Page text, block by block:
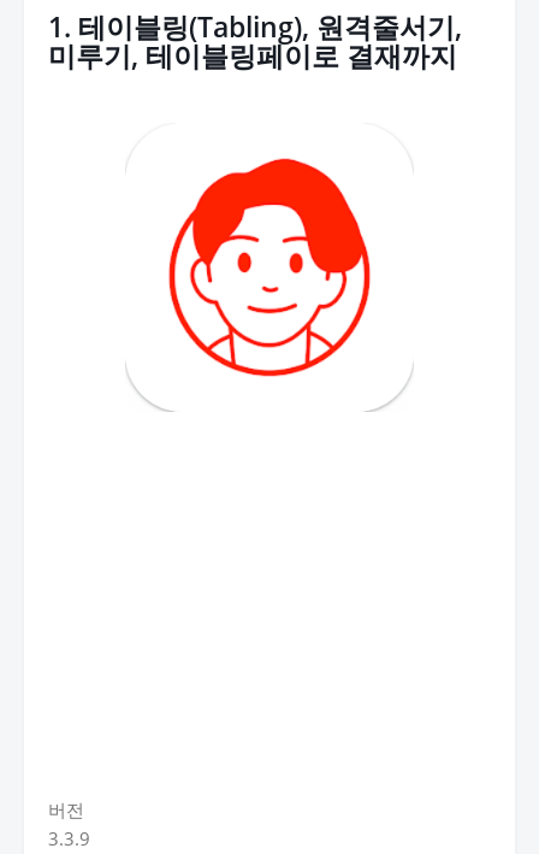
1. 테이블링(Tabling), 원격줄서기,
미루기, 테이블링페이로 결재까지
버전
3.3.9